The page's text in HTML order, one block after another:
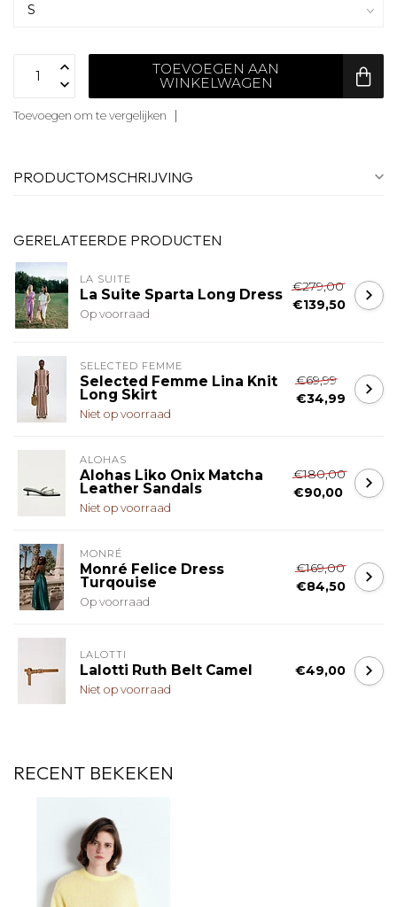
TOEVOEGEN AAN
WINKELWAGEN
Toevoegen om te vergelijken
PRODUCTOMSCHRIJVING
GERELATEERDE PRODUCTEN
LA SUITE
La Suite Sparta Long Dress
Op voorraad
€279,00
€139,50
SELECTED FEMME
Selected Femme Lina Knit
Long Skirt
Niet op voorraad
€69,99
€34,99
ALOHAS
Alohas Liko Onix Matcha
Leather Sandals
Niet op voorraad
€180,00
€90,00
MONRÉ
Monré Felice Dress
Turqouise
Op voorraad
€169,00
€84,50
LALOTTI
Lalotti Ruth Belt Camel
Niet op voorraad
€49,00
RECENT BEKEKEN